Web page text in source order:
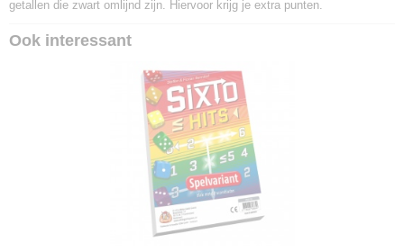
getallen die zwart omlijnd zijn. Hiervoor krijg je extra punten.
Ook interessant